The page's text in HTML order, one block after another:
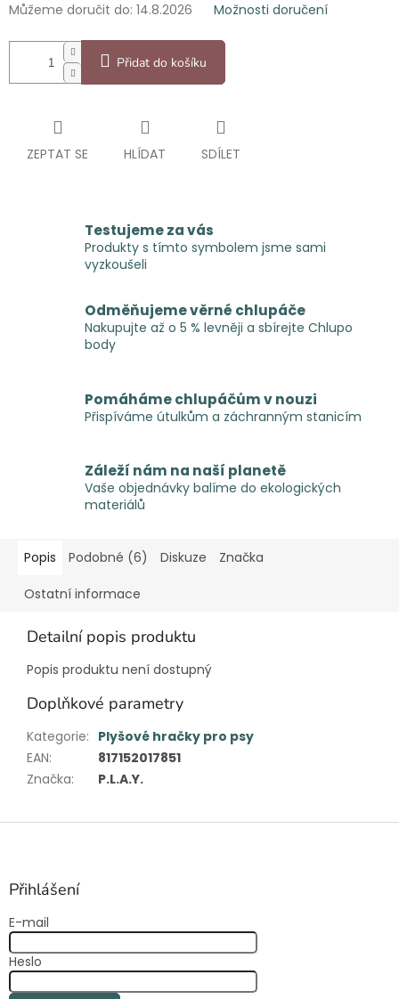
Můžeme doručit do: 14.8.2026 Možnosti doručení
Přidat do košíku
ZEPTAT SE HLÍDAT SDÍLET
Testujeme za vás
Produkty s tímto symbolem jsme sami
vyzkoušeli
Odměňujeme věrné chlupáče
Nakupujte až o 5 % levněji a sbírejte Chlupo
body
Pomáháme chlupáčům v nouzi
Přispíváme útulkům a záchranným stanicím
Záleží nám na naší planetě
Vaše objednávky balíme do ekologických
materiálů
Popis Podobné (6) Diskuze Značka
Ostatní informace
Detailní popis produktu
Popis produktu není dostupný
Doplňkové parametry
Kategorie: Plyšové hračky pro psy
EAN:
817152017851
Značka: P.L.A.Y.
Z
Přihlášení
E-mail
Heslo